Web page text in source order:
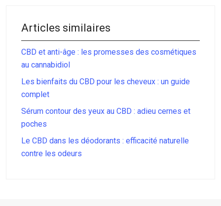
Articles similaires
CBD et anti-âge : les promesses des cosmétiques
au cannabidiol
Les bienfaits du CBD pour les cheveux : un guide
complet
Sérum contour des yeux au CBD : adieu cernes et
poches
Le CBD dans les déodorants : efficacité naturelle
contre les odeurs